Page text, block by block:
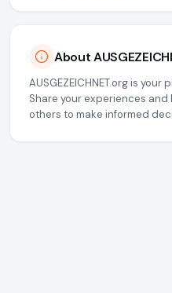
About
AUSGEZEICHNET.org is
Share your experiences
others to make informed